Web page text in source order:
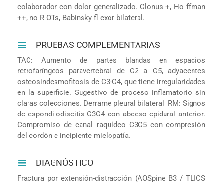
colaborador con dolor generalizado. Clonus +, Ho ffman
++, no R OTs, Babinsky fl exor bilateral.
PRUEBAS COMPLEMENTARIAS
TAC: Aumento de partes blandas en espacios
retrofaríngeos paravertebral de C2 a C5, adyacentes
osteosindesmofitosis de C3-C4, que tiene irregularidades
en la superficie. Sugestivo de proceso inflamatorio sin
claras colecciones. Derrame pleural bilateral. RM: Signos
de espondilodiscitis C3C4 con abceso epidural anterior.
Compromiso de canal raquídeo C3C5 con compresión
del cordón e incipiente mielopatía.
DIAGNÓSTICO
Fractura por extensión-distracción (AOSpine B3 / TLICS